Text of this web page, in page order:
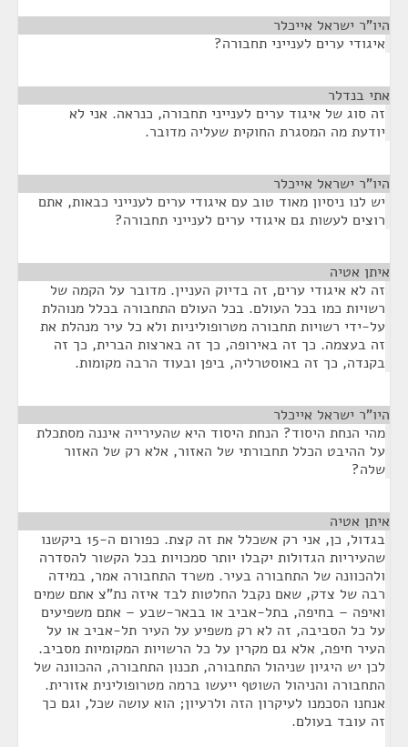
היו"ר ישראל אייכלר
איגודי ערים לענייני תחבורה?
אתי בנדלר
זה סוג של איגוד ערים לענייני תחבורה, כנראה. אני לא
יודעת מה המסגרת החוקית שעליה מדובר.
היו"ר ישראל אייכלר
יש לנו ניסיון מאוד טוב עם איגודי ערים לענייני כבאות, אתם
רוצים לעשות גם איגודי ערים לענייני תחבורה?
איתן אטיה
זה לא איגודי ערים, זה בדיוק העניין. מדובר על הקמה של
רשויות כמו בכל העולם. בכל העולם התחבורה בכלל מנוהלת
על-ידי רשויות תחבורה מטרופוליניות ולא כל עיר מנהלת את
זה בעצמה. כך זה באירופה, כך זה בארצות הברית, כך זה
בקנדה, כך זה באוסטרליה, ביפן ובעוד הרבה מקומות.
היו"ר ישראל אייכלר
מהי הנחת היסוד? הנחת היסוד היא שהעירייה איננה מסתכלת
על ההיבט הכלל תחבורתי של האזור, אלא רק של האזור
שלה?
איתן אטיה
בגדול, כן, אני רק אשכלל את זה קצת. כפורום ה-15 ביקשנו
שהעיריות הגדולות יקבלו יותר סמכויות בכל הקשור להסדרה
ולהכוונה של התחבורה בעיר. משרד התחבורה אמר, במידה
רבה של צדק, שאם נקבל החלטות לבד איזה נת"צ אתם שמים
ואיפה – בחיפה, בתל-אביב או בבאר-שבע – אתם משפיעים
על כל הסביבה, זה לא רק משפיע על העיר תל-אביב או על
העיר חיפה, אלא גם מקרין על כל הרשויות המקומיות מסביב.
לכן יש היגיון שניהול התחבורה, תכנון התחבורה, ההכוונה של
התחבורה והניהול השוטף ייעשו ברמה מטרופולינית אזורית.
אנחנו הסכמנו לעיקרון הזה ולרעיון; הוא עושה שכל, וגם כך
זה עובד בעולם.